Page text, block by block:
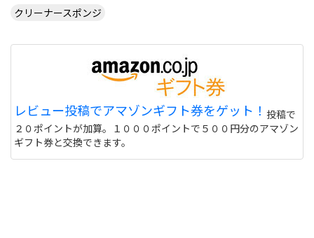
クリーナースポンジ
レビュー投稿でアマゾンギフト券をゲット！ 投稿で
２０ポイントが加算。１０００ポイントで５００円分のアマゾン
ギフト券と交換できます。